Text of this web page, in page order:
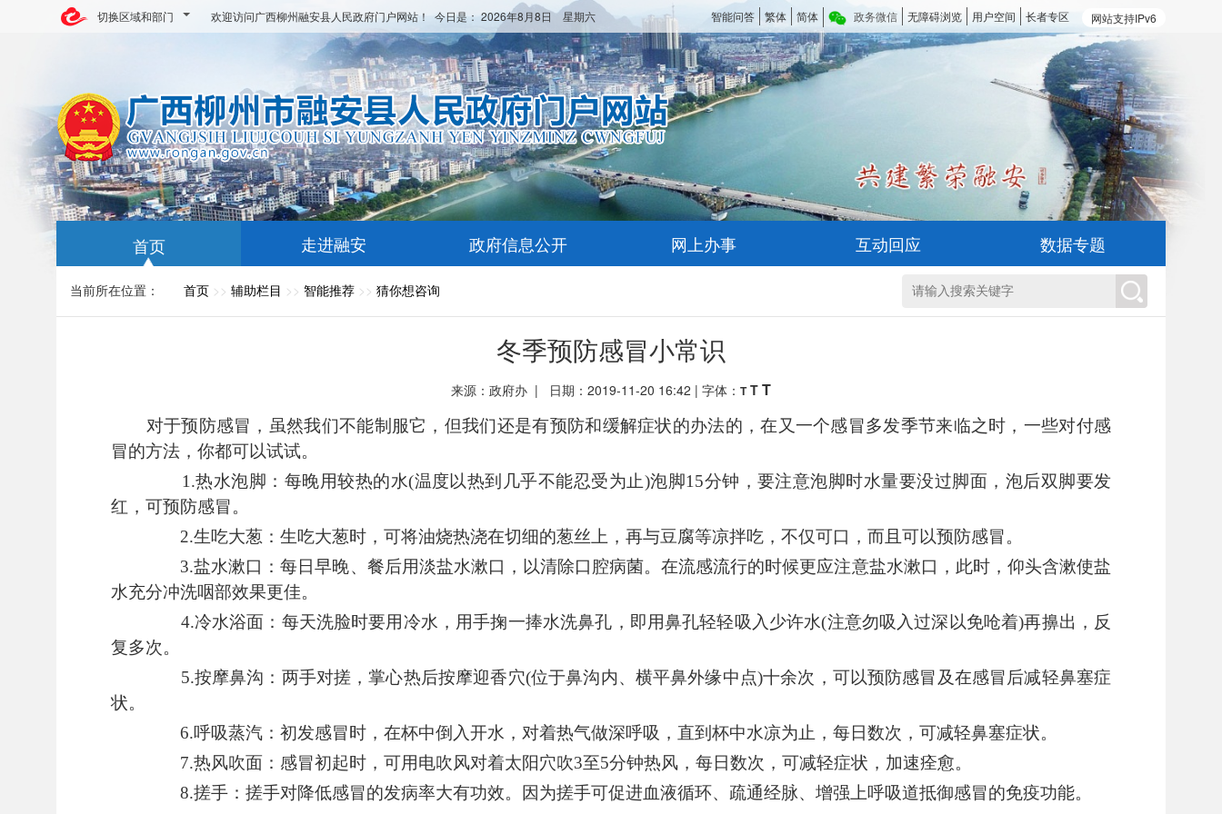
切换区域和部门 网站支持IPv6
智能问答 繁体 简体 政务微信 无障碍浏览 用户空间 长者专区
欢迎访问广西柳州融安县人民政府门户网站！ 今日是： 2026年8月8日 星期六
首页 走进融安 政府信息公开 网上办事 互动回应 数据专题
当前所在位置： 首页 >> 辅助栏目 >> 智能推荐 >> 猜你想咨询
冬季预防感冒小常识
来源：政府办 | 日期：2019-11-20 16:42 | 字体： T T T
对于预防感冒，虽然我们不能制服它，但我们还是有预防和缓解症状的办法的，在又一个感冒多发季节来临之时，一些对付感
冒的方法，你都可以试试。
1 .热水泡脚：每晚用较热的水(温度以热到几乎不能忍受为止)泡脚15分钟，要注意泡脚时水量要没过脚面，泡后双脚要发
红，可预防感冒。
2.生吃大葱：生吃大葱时，可将油烧热浇在切细的葱丝上，再与豆腐等凉拌吃，不仅可口，而且可以预防感冒。
3.盐水漱口：每日早晚、餐后用淡盐水漱口，以清除口腔病菌。在流感流行的时候更应注意盐水漱口，此时，仰头含漱使盐
水充分冲洗咽部效果更佳。
4.冷水浴面：每天洗脸时要用冷水，用手掬一捧水洗鼻孔，即用鼻孔轻轻吸入少许水(注意勿吸入过深以免呛着)再擤出，反
复多次。
5.按摩鼻沟：两手对搓，掌心热后按摩迎香穴(位于鼻沟内、横平鼻外缘中点)十余次，可以预防感冒及在感冒后减轻鼻塞症
状。
6.呼吸蒸汽：初发感冒时，在杯中倒入开水，对着热气做深呼吸，直到杯中水凉为止，每日数次，可减轻鼻塞症状。
7.热风吹面：感冒初起时，可用电吹风对着太阳穴吹3至5分钟热风，每日数次，可减轻症状，加速痊愈。
8.搓手：搓手对降低感冒的发病率大有功效。因为搓手可促进血液循环、疏通经脉、增强上呼吸道抵御感冒的免疫功能。